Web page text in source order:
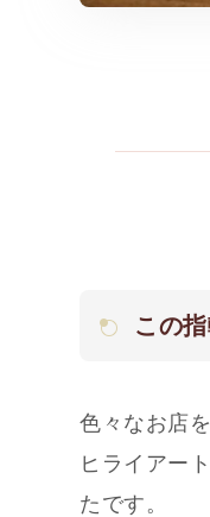
この
色々なお店
ヒライアー
たです。